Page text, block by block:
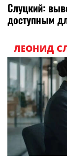
Слуцкий:
доступным
ЛЕОНИД